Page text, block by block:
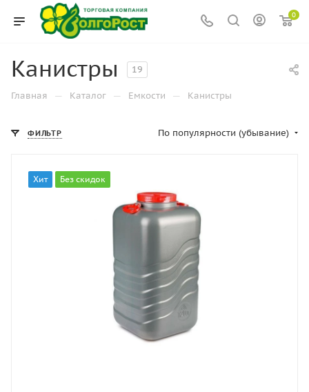
0
Канистры 19
Главная — Каталог — Емкости — Канистры
ФИЛЬТР По популярности (убывание)
Хит Без скидок